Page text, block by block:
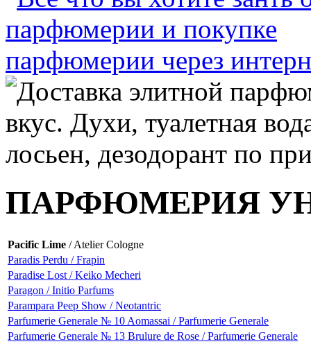
ПАРФЮМЕРИЯ
Pacific Lime / Atelier Cologne
Paradis Perdu / Frapin
Paradise Lost / Keiko Mecheri
Paragon / Initio Parfums
Parampara Peep Show / Neotantric
Parfumerie Generale № 10 Aomassai / Parfumerie Generale
Parfumerie Generale № 13 Brulure de Rose / Parfumerie Generale